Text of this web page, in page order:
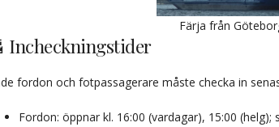
Färja från
Incheckningstider
fordon och fotpassagerare måste checka in
Fordon: öppnar kl. 16:00 (vardagar), 15:00